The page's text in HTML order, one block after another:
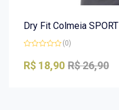
Dry Fit Colmeia SPORT
0
de
(0)
R$26,90
R$ 18,90